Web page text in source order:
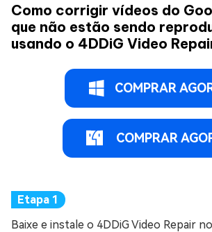
Como corrigir vídeos do
que não estão sendo
usando o 4DDiG Video
COMPRAR
COMPRAR
Baixe e instale o 4DDiG Video Repair